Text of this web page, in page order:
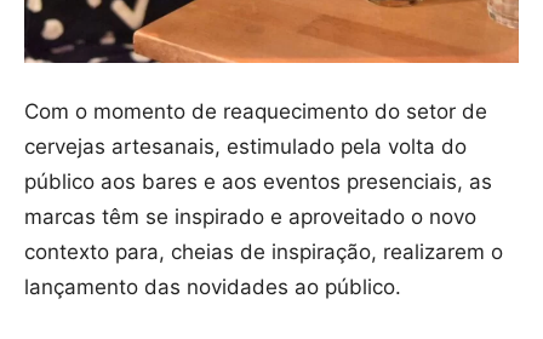
Com o momento de reaquecimento do setor de
cervejas artesanais, estimulado pela volta do
público aos bares e aos eventos presenciais, as
marcas têm se inspirado e aproveitado o novo
contexto para, cheias de inspiração, realizarem o
lançamento das novidades ao público.